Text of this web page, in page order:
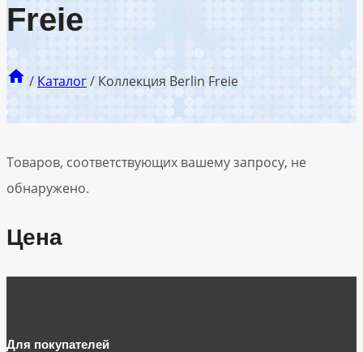
Freie
/ Каталог/ Коллекция Berlin Freie
Товаров, соответствующих вашему запросу, не
обнаружено.
Цена
Для покупателей